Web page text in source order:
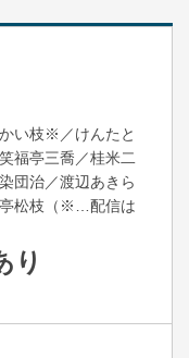
い枝※／けんたと
福亭三喬／桂米二
団治／渡辺あきら
亭松枝（※…配信は
り